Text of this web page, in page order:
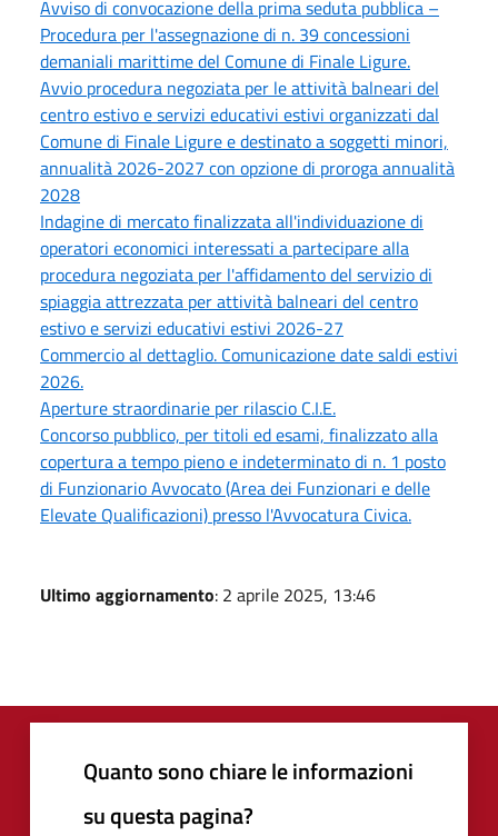
Avviso di convocazione della prima seduta pubblica –
Procedura per l'assegnazione di n. 39 concessioni
demaniali marittime del Comune di Finale Ligure.
Avvio procedura negoziata per le attività balneari del
centro estivo e servizi educativi estivi organizzati dal
Comune di Finale Ligure e destinato a soggetti minori,
annualità 2026-2027 con opzione di proroga annualità
2028
Indagine di mercato finalizzata all'individuazione di
operatori economici interessati a partecipare alla
procedura negoziata per l'affidamento del servizio di
spiaggia attrezzata per attività balneari del centro
estivo e servizi educativi estivi 2026-27
Commercio al dettaglio. Comunicazione date saldi estivi
2026.
Aperture straordinarie per rilascio C.I.E.
Concorso pubblico, per titoli ed esami, finalizzato alla
copertura a tempo pieno e indeterminato di n. 1 posto
di Funzionario Avvocato (Area dei Funzionari e delle
Elevate Qualificazioni) presso l'Avvocatura Civica.
Ultimo aggiornamento: 2 aprile 2025, 13:46
Quanto sono chiare le informazioni
su questa pagina?